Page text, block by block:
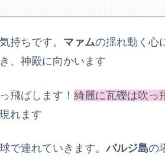
持ちです。 マァムの揺れ動く心
、神殿に向かいます
飛ばします！ 綺麗に瓦礫は吹っ
れます
で連れていきます。バルジ島の